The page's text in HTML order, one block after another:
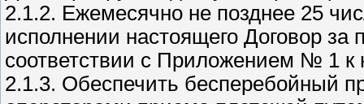
2.1.2. Ежемесячно не позднее 25
исполнении настоящего Договор
соответствии с Приложением № 1 к
2.1.3. Обеспечить бесперебойный